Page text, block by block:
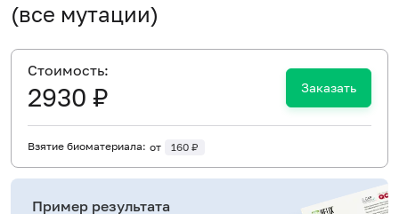
(все мутации)
Cтоимость:
2930 ₽ Заказать
Взятие биоматериала: от 160 ₽
Пример результата